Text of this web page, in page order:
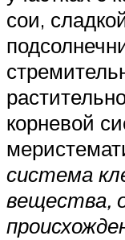
сои,
корневой
система
вещества,